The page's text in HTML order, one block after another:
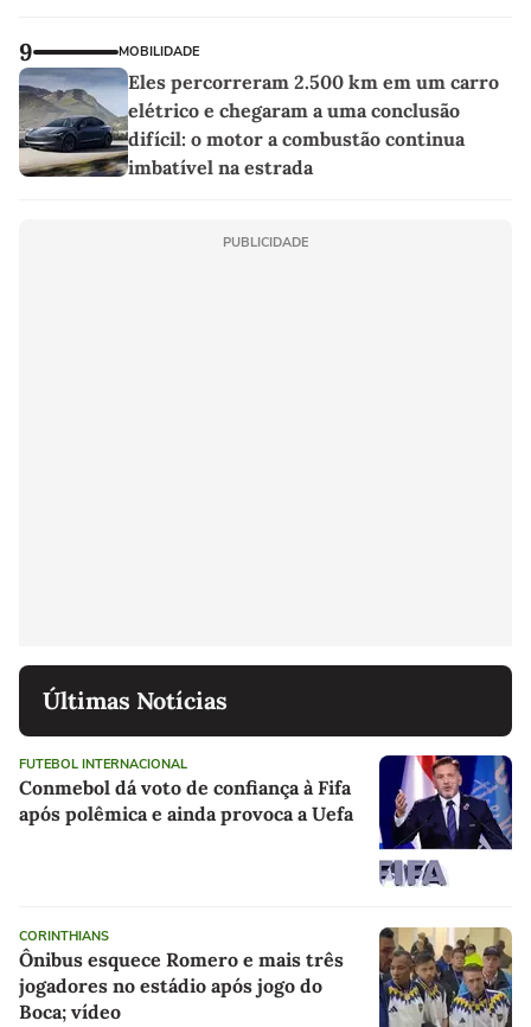
9 MOBILIDADE
Eles percorreram 2.500 km em um carro
elétrico e chegaram a uma conclusão
difícil: o motor a combustão continua
imbatível na estrada
PUBLICIDADE
Últimas Notícias
FUTEBOL INTERNACIONAL
Conmebol dá voto de confiança à Fifa
após polêmica e ainda provoca a Uefa
CORINTHIANS
Ônibus esquece Romero e mais três
jogadores no estádio após jogo do
Boca; vídeo